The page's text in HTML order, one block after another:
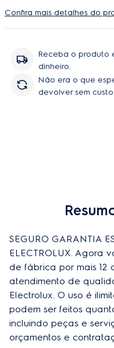
podem ser feitos quantos
peças e serviço, sem você
Confira mais detalhes do
Receba o produto
dinheiro.
Não era o que
devolver sem
SEGURO GARANTIA
ELECTROLUX. Agora
de fábrica por mais 12
atendimento de
Electrolux. O uso é
podem ser feitos
incluindo peças e
orçamentos e